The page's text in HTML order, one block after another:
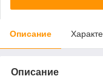
Описание
Описание